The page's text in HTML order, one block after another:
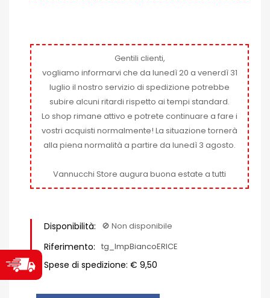
Gentili clienti,
vogliamo informarvi che da lunedì 20 a venerdì 31
luglio il nostro servizio di spedizione potrebbe
subire alcuni ritardi rispetto ai tempi standard.
Lo shop rimane attivo e potrete continuare a fare i
vostri acquisti normalmente! La situazione tornerà
alla piena normalità a partire da lunedì 3 agosto.
Vannucchi Store augura buona estate a tutti
Disponibilità: 🚫​ Non disponibile
Riferimento: tg_ImpBiancoERICE
Spese di spedizione: € 9,50